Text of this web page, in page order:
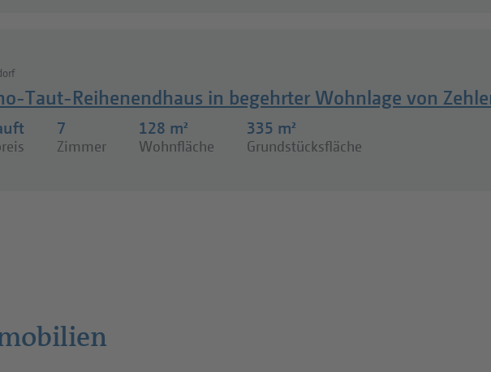
Taut-Reihenendhaus in begehrter Wohnlage von
7
Zimmer
128 m²
Wohnfläche
335 m²
Grundstücksfläche